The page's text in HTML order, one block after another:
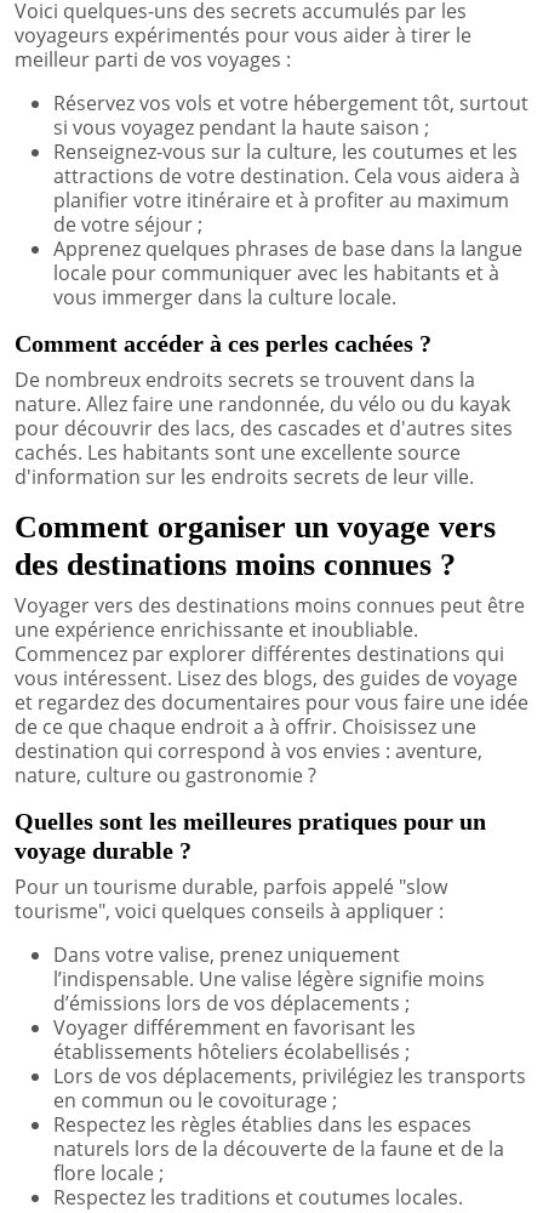
Voici quelques-uns des secrets accumulés par les
voyageurs expérimentés pour vous aider à tirer le
meilleur parti de vos voyages :
Réservez vos vols et votre hébergement tôt, surtout
si vous voyagez pendant la haute saison ;
Renseignez-vous sur la culture, les coutumes et les
attractions de votre destination. Cela vous aidera à
planifier votre itinéraire et à profiter au maximum
de votre séjour ;
Apprenez quelques phrases de base dans la langue
locale pour communiquer avec les habitants et à
vous immerger dans la culture locale.
Comment accéder à ces perles cachées ?
De nombreux endroits secrets se trouvent dans la
nature. Allez faire une randonnée, du vélo ou du kayak
pour découvrir des lacs, des cascades et d'autres sites
cachés. Les habitants sont une excellente source
d'information sur les endroits secrets de leur ville.
Comment organiser un voyage vers
des destinations moins connues ?
Voyager vers des destinations moins connues peut être
une expérience enrichissante et inoubliable.
Commencez par explorer différentes destinations qui
vous intéressent. Lisez des blogs, des guides de voyage
et regardez des documentaires pour vous faire une idée
de ce que chaque endroit a à offrir. Choisissez une
destination qui correspond à vos envies : aventure,
nature, culture ou gastronomie ?
Quelles sont les meilleures pratiques pour un
voyage durable ?
Pour un tourisme durable, parfois appelé "slow
tourisme", voici quelques conseils à appliquer :
Dans votre valise, prenez uniquement
l’indispensable. Une valise légère signifie moins
d’émissions lors de vos déplacements ;
Voyager différemment en favorisant les
établissements hôteliers écolabellisés ;
Lors de vos déplacements, privilégiez les transports
en commun ou le covoiturage ;
Respectez les règles établies dans les espaces
naturels lors de la découverte de la faune et de la
flore locale ;
Respectez les traditions et coutumes locales.